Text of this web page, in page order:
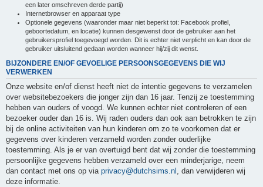
een later omschreven derde partij)
Internetbrowser en apparaat type
Optionele gegevens (waaronder maar niet beperkt tot: Facebook profiel,
geboortedatum, en locatie) kunnen desgewenst door de gebruiker aan het
gebruikersprofiel toegevoegd worden. Dit is echter niet verplicht en kan door de
gebruiker uitsluitend gedaan worden wanneer hij/zij dit wenst.
BIJZONDERE EN/OF GEVOELIGE PERSOONSGEGEVENS DIE WIJ
VERWERKEN
Onze website en/of dienst heeft niet de intentie gegevens te verzamelen
over websitebezoekers die jonger zijn dan 16 jaar. Tenzij ze toestemming
hebben van ouders of voogd. We kunnen echter niet controleren of een
bezoeker ouder dan 16 is. Wij raden ouders dan ook aan betrokken te zijn
bij de online activiteiten van hun kinderen om zo te voorkomen dat er
gegevens over kinderen verzameld worden zonder ouderlijke
toestemming. Als je er van overtuigd bent dat wij zonder die toestemming
persoonlijke gegevens hebben verzameld over een minderjarige, neem
dan contact met ons op via privacy@dutchsims.nl , dan verwijderen wij
deze informatie.